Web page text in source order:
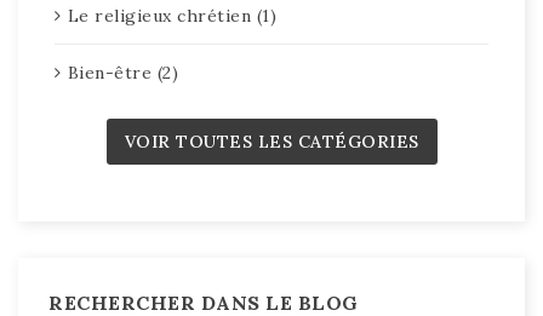
Le religieux chrétien (1)
Bien-être (2)
VOIR TOUTES LES CATÉGORIES
RECHERCHER DANS LE BLOG